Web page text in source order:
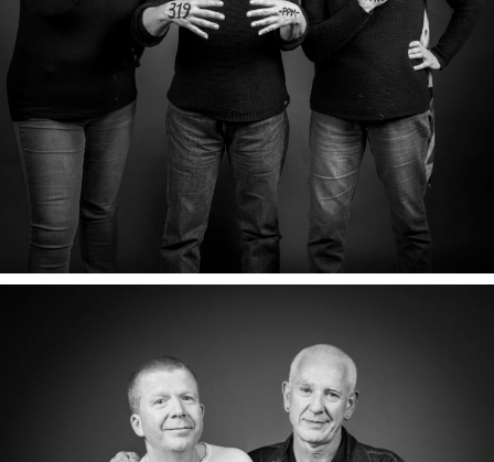
NATHALIE, VALÉRIE & ISABELLE